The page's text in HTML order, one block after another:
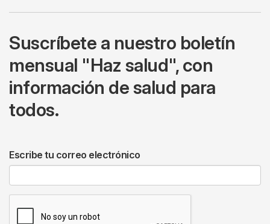
Suscríbete a nuestro boletín
mensual "Haz salud", con
información de salud para
todos.
Escribe tu correo electrónico